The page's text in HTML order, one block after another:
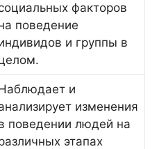
факторов
поведение
и группы в
и
изменения
поведении людей на
этапах